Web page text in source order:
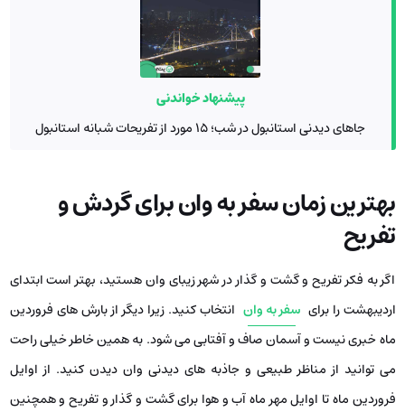
پیشنهاد خواندنی
جاهای دیدنی استانبول در شب؛ 15 مورد از تفریحات شبانه استانبول
بهترین زمان سفر به وان برای گردش و
تفریح
اگر به فکر تفریح و گشت و گذار در شهر زیبای وان هستید، بهتر است ابتدای
اردیبهشت را برای سفر به وان انتخاب کنید. زیرا دیگر از بارش ‌های فروردین
ماه خبری نیست و آسمان صاف و آفتابی می ‌شود. به همین خاطر خیلی راحت
می‌ توانید از مناظر طبیعی و جاذبه ‌های دیدنی وان دیدن کنید. از اوایل
فروردین ماه تا اوایل مهر ماه آب و هوا برای گشت و گذار و تفریح و همچنین